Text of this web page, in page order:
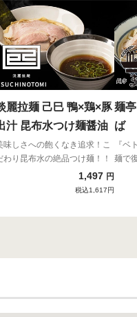
麗拉麺 己巳 鴨×鶏×豚
汁 昆布水つけ麺醤油
味しさへの飽くなき追求！こ
わり昆布水の絶品つけ麺！！
1,497 円
税込1,617円
麺
ば
『ベ
麺で